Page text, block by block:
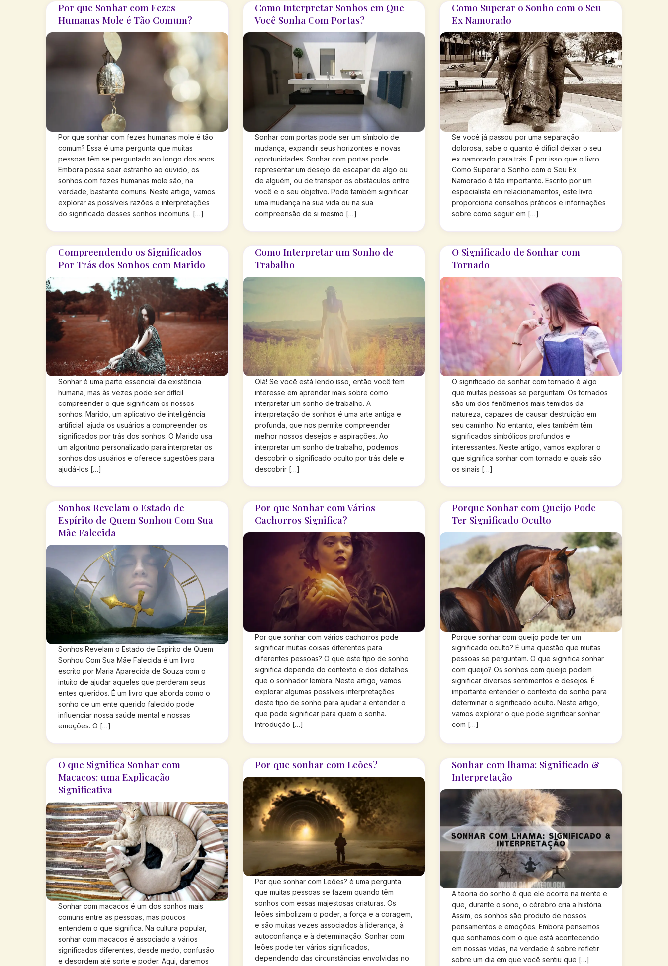
Por que Sonhar com Fezes
Humanas Mole é Tão Comum?
Por que sonhar com fezes humanas mole é tão
comum? Essa é uma pergunta que muitas
pessoas têm se perguntado ao longo dos anos.
Embora possa soar estranho ao ouvido, os
sonhos com fezes humanas mole são, na
verdade, bastante comuns. Neste artigo, vamos
explorar as possíveis razões e interpretações
do significado desses sonhos incomuns. […]
Como Interpretar Sonhos em Que
Você Sonha Com Portas?
Sonhar com portas pode ser um símbolo de
mudança, expandir seus horizontes e novas
oportunidades. Sonhar com portas pode
representar um desejo de escapar de algo ou
de alguém, ou de transpor os obstáculos entre
você e o seu objetivo. Pode também significar
uma mudança na sua vida ou na sua
compreensão de si mesmo […]
Como Superar o Sonho com o Seu
Ex Namorado
Se você já passou por uma separação
dolorosa, sabe o quanto é difícil deixar o seu
ex namorado para trás. É por isso que o livro
Como Superar o Sonho com o Seu Ex
Namorado é tão importante. Escrito por um
especialista em relacionamentos, este livro
proporciona conselhos práticos e informações
sobre como seguir em […]
Compreendendo os Significados
Por Trás dos Sonhos com Marido
Sonhar é uma parte essencial da existência
humana, mas às vezes pode ser difícil
compreender o que significam os nossos
sonhos. Marido, um aplicativo de inteligência
artificial, ajuda os usuários a compreender os
significados por trás dos sonhos. O Marido usa
um algoritmo personalizado para interpretar os
sonhos dos usuários e oferece sugestões para
ajudá-los […]
Como Interpretar um Sonho de
Trabalho
Olá! Se você está lendo isso, então você tem
interesse em aprender mais sobre como
interpretar um sonho de trabalho. A
interpretação de sonhos é uma arte antiga e
profunda, que nos permite compreender
melhor nossos desejos e aspirações. Ao
interpretar um sonho de trabalho, podemos
descobrir o significado oculto por trás dele e
descobrir […]
O Significado de Sonhar com
Tornado
O significado de sonhar com tornado é algo
que muitas pessoas se perguntam. Os tornados
são um dos fenômenos mais temidos da
natureza, capazes de causar destruição em
seu caminho. No entanto, eles também têm
significados simbólicos profundos e
interessantes. Neste artigo, vamos explorar o
que significa sonhar com tornado e quais são
os sinais […]
Sonhos Revelam o Estado de
Espírito de Quem Sonhou Com Sua
Mãe Falecida
Sonhos Revelam o Estado de Espírito de Quem
Sonhou Com Sua Mãe Falecida é um livro
escrito por Maria Aparecida de Souza com o
intuito de ajudar aqueles que perderam seus
entes queridos. É um livro que aborda como o
sonho de um ente querido falecido pode
influenciar nossa saúde mental e nossas
emoções. O […]
Por que Sonhar com Vários
Cachorros Significa?
Por que sonhar com vários cachorros pode
significar muitas coisas diferentes para
diferentes pessoas? O que este tipo de sonho
significa depende do contexto e dos detalhes
que o sonhador lembra. Neste artigo, vamos
explorar algumas possíveis interpretações
deste tipo de sonho para ajudar a entender o
que pode significar para quem o sonha.
Introdução […]
Porque Sonhar com Queijo Pode
Ter Significado Oculto
Porque sonhar com queijo pode ter um
significado oculto? É uma questão que muitas
pessoas se perguntam. O que significa sonhar
com queijo? Os sonhos com queijo podem
significar diversos sentimentos e desejos. É
importante entender o contexto do sonho para
determinar o significado oculto. Neste artigo,
vamos explorar o que pode significar sonhar
com […]
O que Significa Sonhar com
Macacos: uma Explicação
Significativa
Sonhar com macacos é um dos sonhos mais
comuns entre as pessoas, mas poucos
entendem o que significa. Na cultura popular,
sonhar com macacos é associado a vários
significados diferentes, desde medo, confusão
e desordem até sorte e poder. Aqui, daremos
Por que sonhar com Leões?
Por que sonhar com Leões? é uma pergunta
que muitas pessoas se fazem quando têm
sonhos com essas majestosas criaturas. Os
leões simbolizam o poder, a força e a coragem,
e são muitas vezes associados à liderança, à
autoconfiança e à determinação. Sonhar com
leões pode ter vários significados,
dependendo das circunstâncias envolvidas no
Sonhar com lhama: Significado &
Interpretação
A teoria do sonho é que ele ocorre na mente e
que, durante o sono, o cérebro cria a história.
Assim, os sonhos são produto de nossos
pensamentos e emoções. Embora pensemos
que sonhamos com o que está acontecendo
em nossas vidas, na verdade é sobre refletir
sobre um dia em que você sentiu que […]